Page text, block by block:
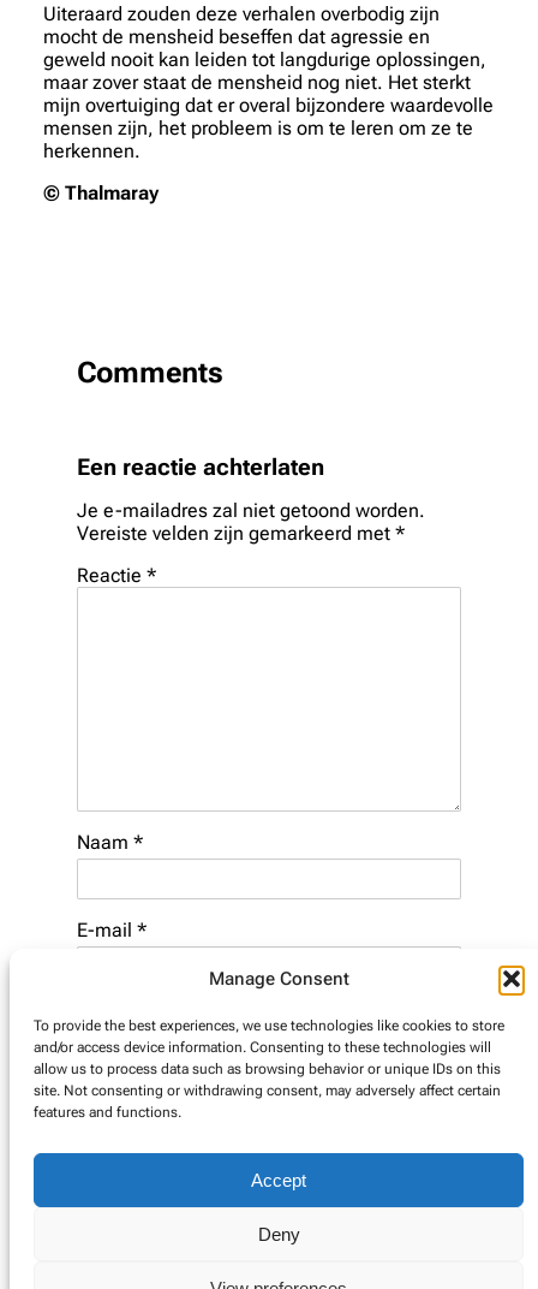
Manage Consent
To provide the best experiences, we use technologies like cookies to store
and/or access device information. Consenting to these technologies will
allow us to process data such as browsing behavior or unique IDs on this
site. Not consenting or withdrawing consent, may adversely affect certain
features and functions.
Accept
Deny
Uiteraard zouden deze verhalen overbodig zijn
mocht de mensheid beseffen dat agressie en
geweld nooit kan leiden tot langdurige oplossingen,
maar zover staat de mensheid nog niet. Het sterkt
mijn overtuiging dat er overal bijzondere waardevolle
mensen zijn, het probleem is om te leren om ze te
herkennen.
© Thalmaray
Comments
Een reactie achterlaten
Je e-mailadres zal niet getoond worden.
Vereiste velden zijn gemarkeerd met *
Reactie *
Naam *
E-mail *
Website
© Copyright 2025. Alle rechten voorbehouden.